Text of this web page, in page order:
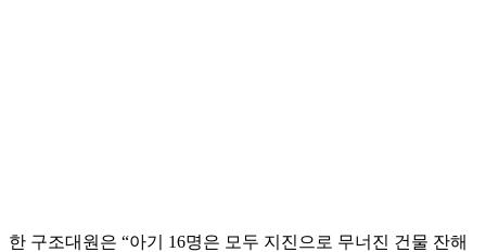
한 구조대원은 “아기 16명은 모두 지진으로 무너진 건물 잔해